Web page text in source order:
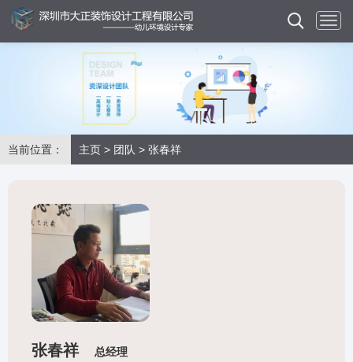
当前位置： 主页 > 团队 > 张春祥
张春祥 总经理